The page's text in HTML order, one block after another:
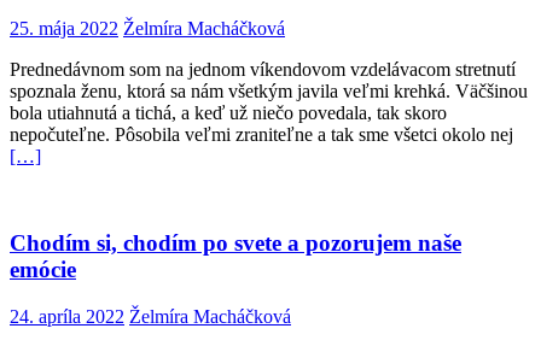
25. mája 2022 Želmíra Macháčková
Prednedávnom som na jednom víkendovom vzdelávacom stretnutí
spoznala ženu, ktorá sa nám všetkým javila veľmi krehká. Väčšinou
bola utiahnutá a tichá, a keď už niečo povedala, tak skoro
nepočuteľne. Pôsobila veľmi zraniteľne a tak sme všetci okolo nej
[…]
Chodím si, chodím po svete a pozorujem naše
emócie
24. apríla 2022 Želmíra Macháčková